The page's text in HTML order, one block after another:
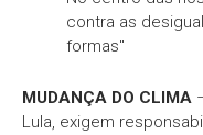
contra as
formas"
MUDANÇA DO CLIMA
Lula, exigem